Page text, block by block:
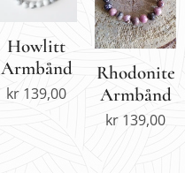
Howlitt
Armbånd
kr 139,00
Rhodonite
Armbånd
kr 139,00